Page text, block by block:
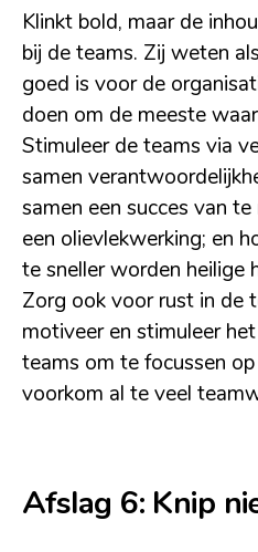
Klinkt bold, maar de
bij de teams. Zij weten
goed is voor de
doen om de meeste
Stimuleer de teams via
samen
samen een succes van
een olievlekwerking; en
te sneller worden heilige
Zorg ook voor rust in de
motiveer en stimuleer
teams om te focussen
voorkom al te veel
Afslag 6: Knip